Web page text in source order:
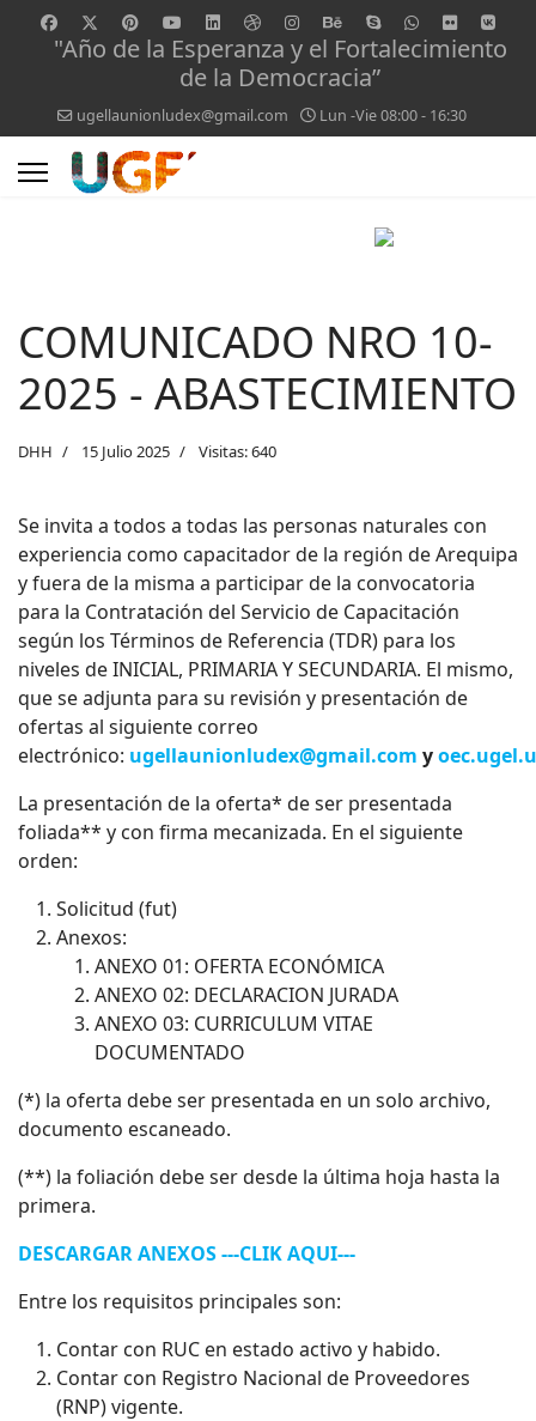
"Año de la Esperanza y el Fortalecimiento
de la Democracia”
ugellaunionludex@gmail.com Lun -Vie 08:00 - 16:30
COMUNICADO NRO 10-
2025 - ABASTECIMIENTO
DHH 15 Julio 2025 Visitas: 640
Se invita a todos a todas las personas naturales con
experiencia como capacitador de la región de Arequipa
y fuera de la misma a participar de la convocatoria
para la Contratación del Servicio de Capacitación
según los Términos de Referencia (TDR) para los
niveles de INICIAL, PRIMARIA Y SECUNDARIA. El mismo,
que se adjunta para su revisión y presentación de
ofertas al siguiente correo
electrónico: ugellaunionludex@gmail.com y
La presentación de la oferta* de ser presentada
foliada** y con firma mecanizada. En el siguiente
orden:
Solicitud (fut)
Anexos:
ANEXO 01: OFERTA ECONÓMICA
ANEXO 02: DECLARACION JURADA
ANEXO 03: CURRICULUM VITAE
DOCUMENTADO
(*) la oferta debe ser presentada en un solo archivo,
documento escaneado.
(**) la foliación debe ser desde la última hoja hasta la
primera.
DESCARGAR ANEXOS ---CLIK AQUI---
Entre los requisitos principales son:
Contar con RUC en estado activo y habido.
Contar con Registro Nacional de Proveedores
(RNP) vigente.